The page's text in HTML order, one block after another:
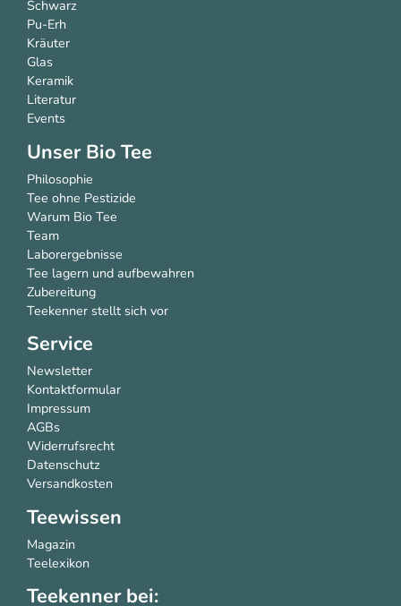
Schwarz
Pu-Erh
Kräuter
Glas
Keramik
Literatur
Events
Unser Bio Tee
Philosophie
Tee ohne Pestizide
Warum Bio Tee
Team
Laborergebnisse
Tee lagern und aufbewahren
Zubereitung
Teekenner stellt sich vor
Service
Newsletter
Kontaktformular
Impressum
AGBs
Widerrufsrecht
Datenschutz
Versandkosten
Teewissen
Magazin
Teelexikon
Teekenner bei: